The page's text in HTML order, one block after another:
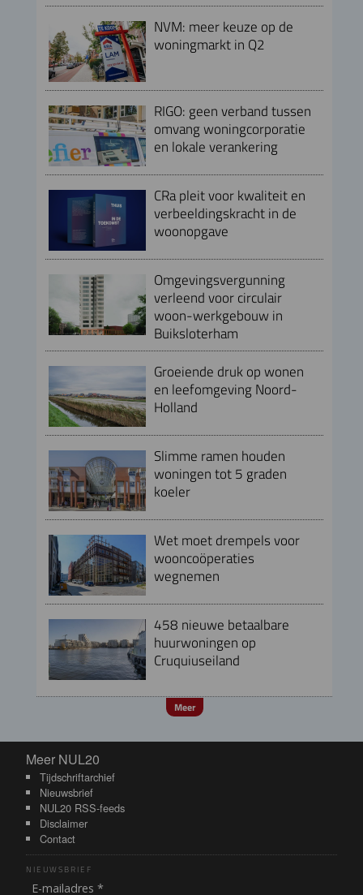
NVM: meer keuze op de
woningmarkt in Q2
RIGO: geen verband tussen
omvang woningcorporatie
en lokale verankering
CRa pleit voor kwaliteit en
verbeeldingskracht in de
woonopgave
Omgevingsvergunning
verleend voor circulair
woon-werkgebouw in
Buiksloterham
Groeiende druk op wonen
en leefomgeving Noord-
Holland
Slimme ramen houden
woningen tot 5 graden
koeler
Wet moet drempels voor
wooncoöperaties
wegnemen
458 nieuwe betaalbare
huurwoningen op
Cruquiuseiland
Meer
Meer NUL20
Meer NUL20
Tijdschriftarchief
Nieuwsbrief
NUL20 RSS-feeds
Disclaimer
Contact
NIEUWSBRIEF
E-mailadres *